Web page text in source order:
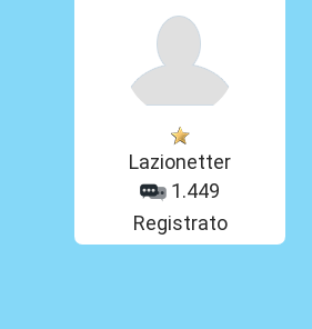
Lazionetter
1.449
Registrato